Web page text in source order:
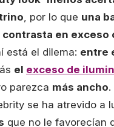
, por lo que una
en exceso
está el dilema: entre
el exceso de
parezca más ancho.
se ha atrevido a
que no le favorecían